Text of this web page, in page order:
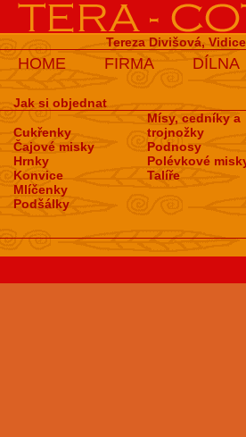
Tereza Divišová,
HOME FIRMA DÍLNA
Jak si objednat
Cukřenky
Čajové misky
Hrnky
Konvice
Mlíčenky
Podšálky
Mísy, cedníky a
trojnožky
Podnosy
Polévkové
Talíře